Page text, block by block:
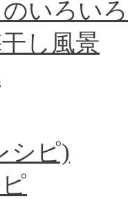
いろいろ
し風景
シピ)